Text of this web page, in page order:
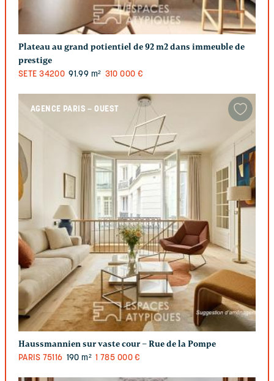
Plateau au grand potientiel de 92 m2 dans immeuble de
prestige
SETE 34200 91.99 m² 310 000 €
AGENCE PARIS – OUEST
Haussmannien sur vaste cour – Rue de la Pompe
PARIS 75116 190 m² 1 785 000 €